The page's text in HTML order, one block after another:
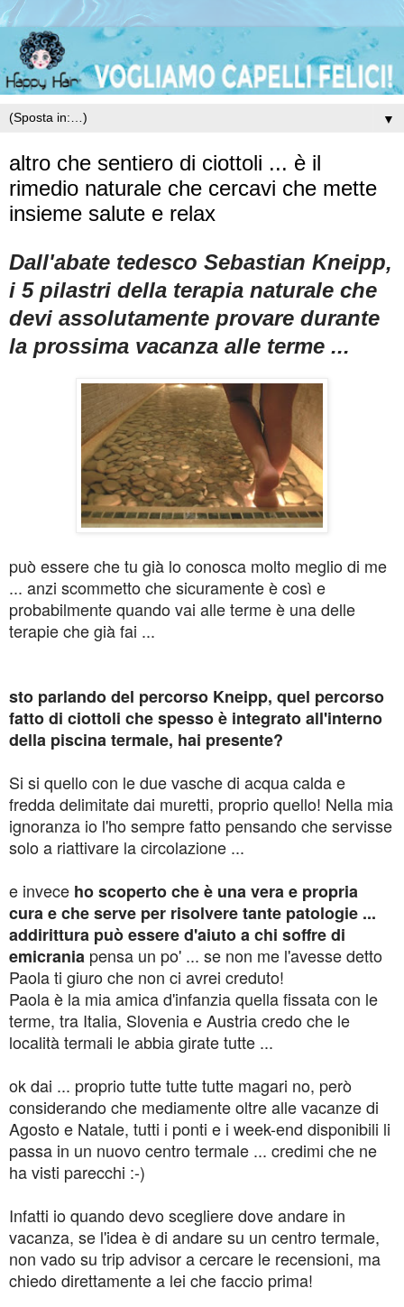
▼
altro che sentiero di ciottoli ... è il
rimedio naturale che cercavi che mette
insieme salute e relax
Dall'abate tedesco Sebastian Kneipp,
i 5 pilastri della terapia naturale che
devi assolutamente provare durante
la prossima vacanza alle terme ...
può essere che tu già lo conosca molto meglio di me
... anzi scommetto che sicuramente è così e
probabilmente quando vai alle terme è una delle
terapie che già fai ...
sto parlando del percorso Kneipp, quel percorso
fatto di ciottoli che spesso è integrato all'interno
della piscina termale, hai presente?
Si si quello con le due vasche di acqua calda e
fredda delimitate dai muretti, proprio quello! Nella mia
ignoranza io l'ho sempre fatto pensando che servisse
solo a riattivare la circolazione ...
e invece ho scoperto che è una vera e propria
cura e che serve per risolvere tante patologie ...
addirittura può essere d'aiuto a chi soffre di
emicrania pensa un po' ... se non me l'avesse detto
Paola ti giuro che non ci avrei creduto!
Paola è la mia amica d'infanzia quella fissata con le
terme, tra Italia, Slovenia e Austria credo che le
località termali le abbia girate tutte ...
ok dai ... proprio tutte tutte tutte magari no, però
considerando che mediamente oltre alle vacanze di
Agosto e Natale, tutti i ponti e i week-end disponibili li
passa in un nuovo centro termale ... credimi che ne
ha visti parecchi :-)
Infatti io quando devo scegliere dove andare in
vacanza, se l'idea è di andare su un centro termale,
non vado su trip advisor a cercare le recensioni, ma
chiedo direttamente a lei che faccio prima!